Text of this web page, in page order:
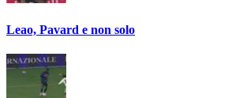
Leao, Pavard e non solo